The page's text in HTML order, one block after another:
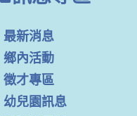
最新消息
鄉內活動
徵才專區
幼兒園訊息